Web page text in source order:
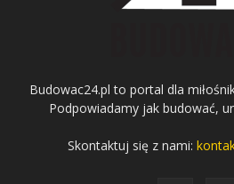
Budowac24.pl to portal dla
Podpowiadamy jak budować,
Skontaktuj się z nami: